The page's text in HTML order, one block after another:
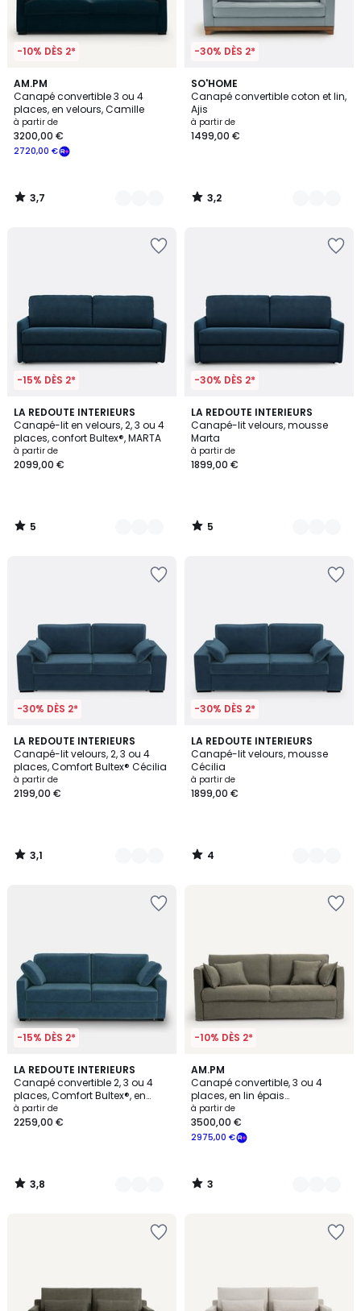
-10% DÈS 2*
AM.PM
Canapé convertible 3 ou 4
places, en velours, Camille
à partir de
2720,00 €
3200,00 €
3,7
/ 5
3
Couleurs
3,7
/
-30% DÈS 2*
SO'HOME
Canapé convertible coton et lin,
Ajis
à partir de
1499,00 €
3,2
/ 5
3
Couleurs
3,2
/
-15% DÈS 2*
LA REDOUTE INTERIEURS
Canapé-lit en velours, 2, 3 ou 4
places, confort Bultex®, MARTA
à partir de
2099,00 €
5
/
5
7
Couleurs
5
/
-30% DÈS 2*
LA REDOUTE INTERIEURS
Canapé-lit velours, mousse
Marta
à partir de
1899,00 €
5
/
5
7
Couleurs
5
/
-30% DÈS 2*
LA REDOUTE INTERIEURS
Canapé-lit velours, 2, 3 ou 4
places, Comfort Bultex® Cécilia
à partir de
2199,00 €
3,1
/
5
7
Couleurs
3,1
/
-30% DÈS 2*
LA REDOUTE INTERIEURS
Canapé-lit velours, mousse
Cécilia
à partir de
1899,00 €
4
/
5
7
Couleurs
4
/
-15% DÈS 2*
LA REDOUTE INTERIEURS
Canapé convertible 2, 3 ou 4
places, Comfort Bultex®, en
velours, TIMOR
à partir de
2259,00 €
3,8
/ 5
7
Couleurs
3,8
/
-10% DÈS 2*
AM.PM
Canapé convertible, 3 ou 4
places, en lin épais
stonewashed, Camille
à partir de
2975,00 €
3500,00 €
3
/
5
2
Couleurs
3
/